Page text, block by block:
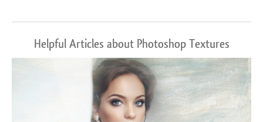
Helpful Articles about Photoshop Textures